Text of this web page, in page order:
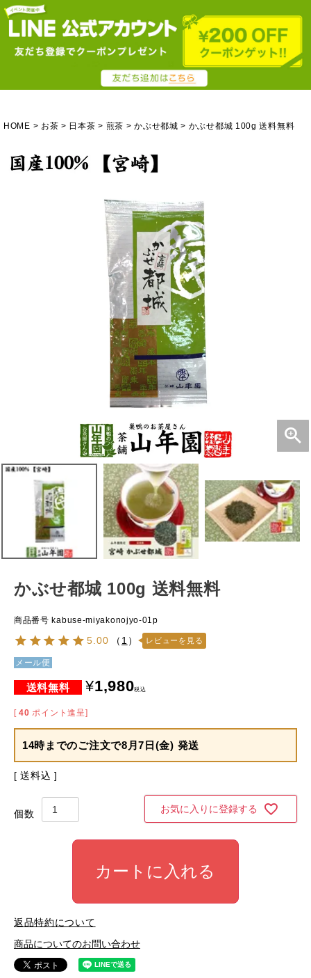
HOME お茶 日本茶 煎茶 かぶせ都城 かぶせ都城 100g 送料無料
かぶせ都城 100g 送料無料
商品番号 kabuse-miyakonojyo-01p
5.00 （ 1 ） レビューを見る
メール便
¥1,980税込
[ 40 ポイント進呈]
14時までのご注文で8月7日(金) 発送
送料込
お気に入りに登録する
カートに入れる
返品特約について
商品についてのお問い合わせ